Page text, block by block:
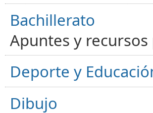
Bachillerato
Apuntes y
Deporte y
Dibujo